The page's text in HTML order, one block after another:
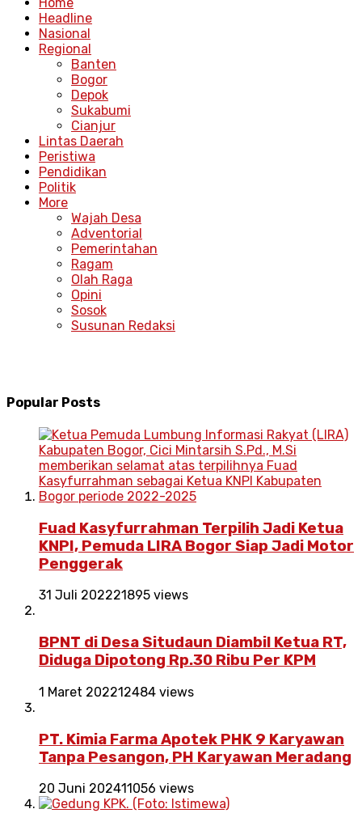
Home
Headline
Nasional
Regional
Banten
Bogor
Depok
Sukabumi
Cianjur
Lintas Daerah
Peristiwa
Pendidikan
Politik
More
Wajah Desa
Adventorial
Pemerintahan
Ragam
Olah Raga
Opini
Sosok
Susunan Redaksi
Popular Posts
Fuad Kasyfurrahman Terpilih Jadi Ketua
KNPI, Pemuda LIRA Bogor Siap Jadi Motor
Penggerak
31 Juli 202221895 views
BPNT di Desa Situdaun Diambil Ketua RT,
Diduga Dipotong Rp.30 Ribu Per KPM
1 Maret 202212484 views
PT. Kimia Farma Apotek PHK 9 Karyawan
Tanpa Pesangon, PH Karyawan Meradang
20 Juni 202411056 views